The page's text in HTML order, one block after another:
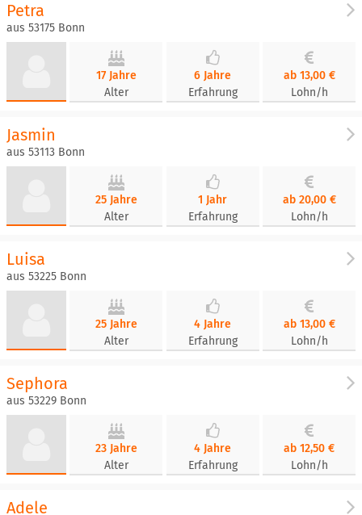
Petra
aus 53175 Bonn
17 Jahre
Alter
6 Jahre
Erfahrung
ab 13,00 €
Lohn/h
Jasmin
aus 53113 Bonn
25 Jahre
Alter
1 Jahr
Erfahrung
ab 20,00 €
Lohn/h
Luisa
aus 53225 Bonn
25 Jahre
Alter
4 Jahre
Erfahrung
ab 13,00 €
Lohn/h
Sephora
aus 53229 Bonn
23 Jahre
Alter
4 Jahre
Erfahrung
ab 12,50 €
Lohn/h
Adele